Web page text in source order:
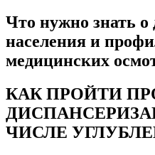
Что нужно знать о
населения и
медицинских
КАК ПРОЙТИ
ЧИСЛЕ